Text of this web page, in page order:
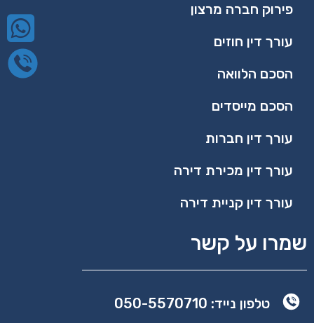
פירוק חברה מרצון
עורך דין חוזים
הסכם הלוואה
הסכם מייסדים
עורך דין חברות
עורך דין מכירת דירה
עורך דין קניית דירה
שמרו על קשר
טלפון נייד: 050-5570710